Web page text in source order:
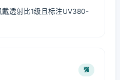
透射比1级且标注UV380-
强